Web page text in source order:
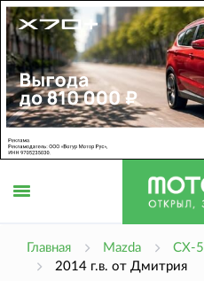
Главная Mazda CX-5
2014 г.в. от Дмитрия